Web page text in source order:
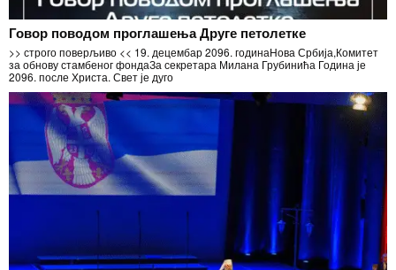
Говор поводом проглашења Друге петолетке
>> строго поверљиво << 19. децембар 2096. годинаНова Србија,Комитет
за обнову стамбеног фондаЗа секретара Милана Грубинића Година је
2096. после Христа. Свет је дуго